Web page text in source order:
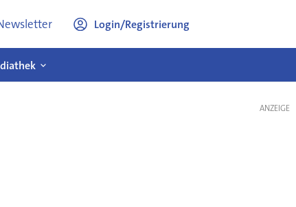
Login/Registrierung
ANZEIGE